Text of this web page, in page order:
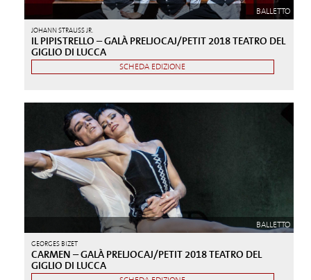
BALLETTO
JOHANN STRAUSS JR.
IL PIPISTRELLO – GALÀ PRELJOCAJ/PETIT 2018 TEATRO DEL
GIGLIO DI LUCCA
SCHEDA EDIZIONE
BALLETTO
GEORGES BIZET
CARMEN – GALÀ PRELJOCAJ/PETIT 2018 TEATRO DEL
GIGLIO DI LUCCA